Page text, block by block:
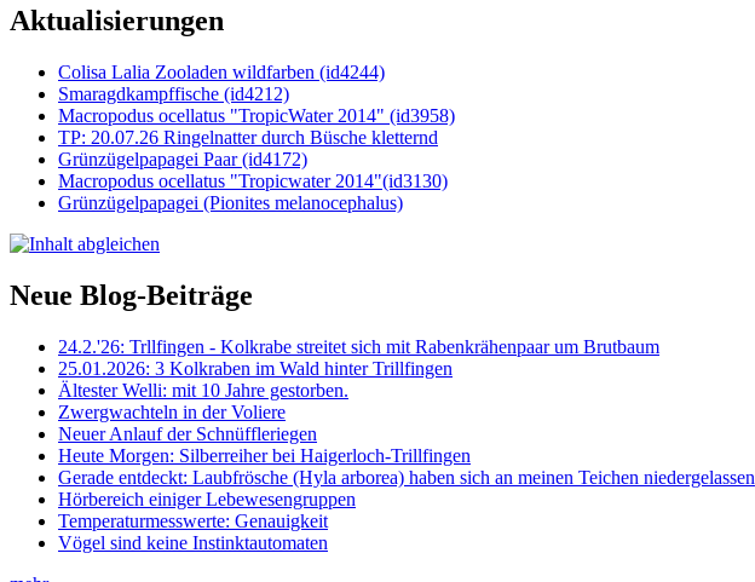
Aktualisierungen
Colisa Lalia Zooladen wildfarben (id4244)
Smaragdkampffische (id4212)
Macropodus ocellatus "TropicWater 2014" (id3958)
TP: 20.07.26 Ringelnatter durch Büsche kletternd
Grünzügelpapagei Paar (id4172)
Macropodus ocellatus "Tropicwater 2014"(id3130)
Grünzügelpapagei (Pionites melanocephalus)
Neue Blog-Beiträge
24.2.'26: Trllfingen - Kolkrabe streitet sich mit Rabenkrähenpaar um Brutbaum
25.01.2026: 3 Kolkraben im Wald hinter Trillfingen
Ältester Welli: mit 10 Jahre gestorben.
Zwergwachteln in der Voliere
Neuer Anlauf der Schnüffleriegen
Heute Morgen: Silberreiher bei Haigerloch-Trillfingen
Gerade entdeckt: Laubfrösche (Hyla arborea) haben sich an meinen Teichen niedergelassen
Hörbereich einiger Lebewesengruppen
Temperaturmesswerte: Genauigkeit
Vögel sind keine Instinktautomaten